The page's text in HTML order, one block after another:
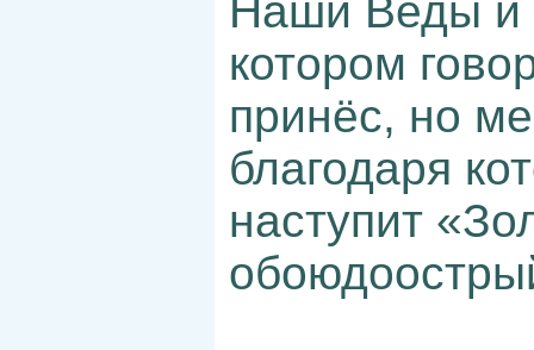
Наши Веды и
котором
принёс, но
благодаря
наступит